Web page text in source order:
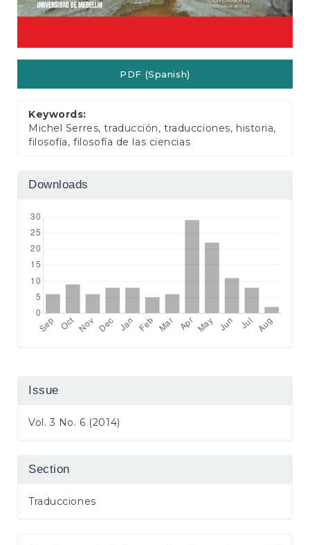
PDF (Spanish)
Keywords:
Michel Serres, traducción, traducciones, historia,
filosofía, filosofía de las ciencias
Downloads
Issue
Vol. 3 No. 6 (2014)
Section
Traducciones